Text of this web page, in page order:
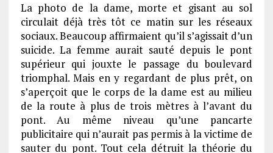
La photo de la dame, morte et gisant au sol
circulait déjà très tôt ce matin sur les réseaux
sociaux. Beaucoup affirmaient qu’il s’agissait d’un
suicide. La femme aurait sauté depuis le pont
supérieur qui jouxte le passage du boulevard
triomphal. Mais en y regardant de plus prêt, on
s’aperçoit que le corps de la dame est au milieu
de la route à plus de trois mètres à l’avant du
pont. Au même niveau qu’une pancarte
publicitaire qui n’aurait pas permis à la victime de
sauter du pont. Tout cela détruit la théorie du